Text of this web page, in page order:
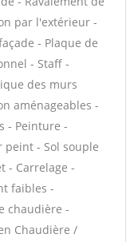
par l'extérieur -
- Plaque de
- Staff -
des murs
aménageables -
- Peinture -
peint - Sol souple
- Carrelage -
faibles -
chaudière -
Chaudière /